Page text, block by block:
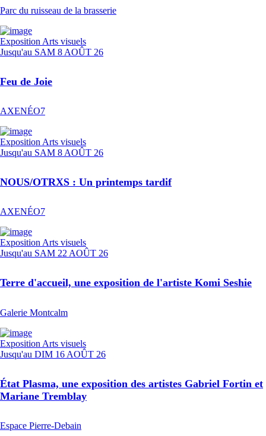
Parc du ruisseau de la brasserie
Exposition Arts visuels
Jusqu'au SAM 8 AOÛT 26
Feu de Joie
AXENÉO7
Exposition Arts visuels
Jusqu'au SAM 8 AOÛT 26
NOUS/OTRXS : Un printemps tardif
AXENÉO7
ExpositionArts visuels
Jusqu'au SAM 22 AOÛT 26
Terre d'accueil, une exposition de l'artiste Komi Seshie
Galerie Montcalm
Exposition Arts visuels
Jusqu'au DIM 16 AOÛT 26
État Plasma, une exposition des artistes Gabriel Fortin et
Mariane Tremblay
Espace Pierre-Debain